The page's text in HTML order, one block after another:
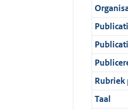
f
o
r
m
a
a
t
b
Rubriek
Taal